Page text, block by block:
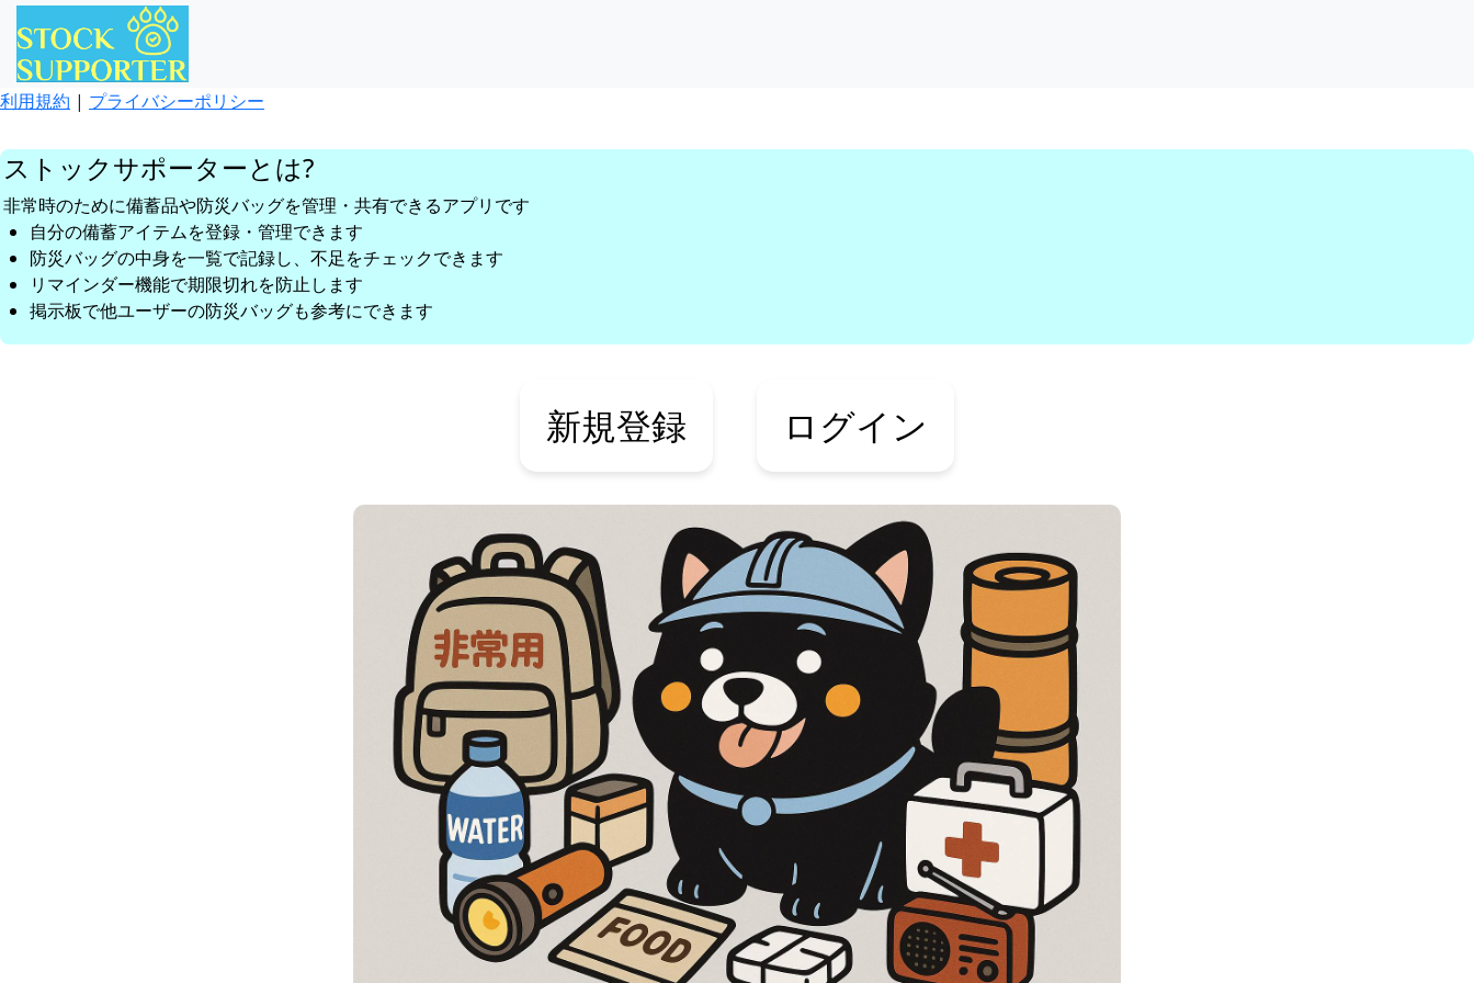
利用規約 | プライバシーポリシー
ストックサポーターとは?
非常時のために備蓄品や防災バッグを管理・共有できるアプリです
自分の備蓄アイテムを登録・管理できます
防災バッグの中身を一覧で記録し、不足をチェックできます
リマインダー機能で期限切れを防止します
掲示板で他ユーザーの防災バッグも参考にできます
新規登録 ログイン